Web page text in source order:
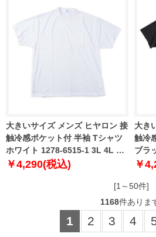
大きいサイズ メンズ ヒヤロン 接
触冷感ポケット付 半袖 Tシャツ
ホワイト 1278-6515-1 3L 4L 5L
6L 7L 8L
￥4,290(税込)
大き
触冷
ブラ
6L
￥
[1～50件]
1168件ありま
1 2 3 4